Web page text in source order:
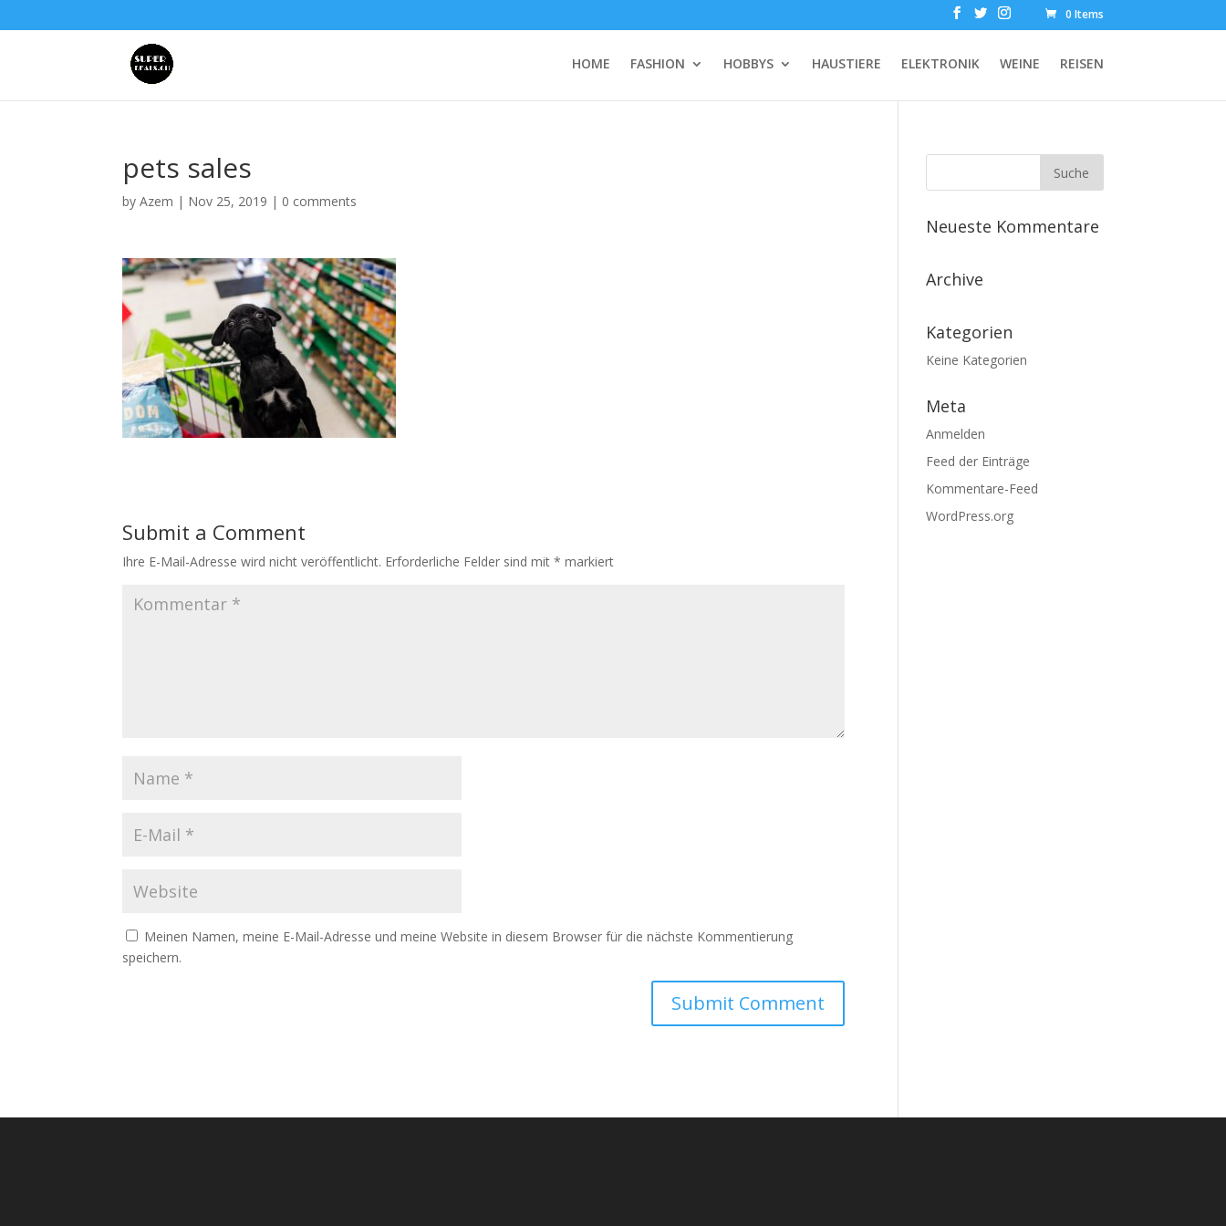
0 Items
HOME FASHION HOBBYS HAUSTIERE ELEKTRONIK WEINE REISEN
pets sales
byAzem | Nov 25, 2019 | 0 comments
Submit a Comment
Ihre E-Mail-Adresse wird nicht veröffentlicht. Erforderliche Felder sind mit* markiert
Meinen Namen, meine E-Mail-Adresse und meine Website in diesem Browser für die nächste Kommentierung
speichern.
Neueste Kommentare
Archive
Kategorien
Keine Kategorien
Meta
Anmelden
Feed der Einträge
Kommentare-Feed
WordPress.org